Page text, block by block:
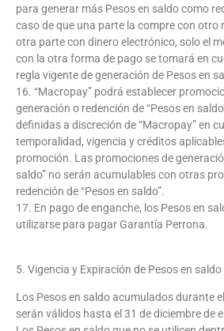
para generar más Pesos en saldo como
caso de que una parte la compre con otro
otra parte con dinero electrónico, solo el
con la otra forma de pago se tomará en
regla vigente de generación de Pesos en
16. “Macropay” podrá establecer
generación o redención de “Pesos en
definidas a discreción de “Macropay” en
temporalidad, vigencia y créditos
promoción. Las promociones de
saldo” no serán acumulables con otras
redención de “Pesos en saldo”.
17. En pago de enganche, los Pesos en
utilizarse para pagar Garantía Perrona.
5. Vigencia y Expiración de Pesos en saldo
Los Pesos en saldo acumulados durante
serán válidos hasta el 31 de diciembre de